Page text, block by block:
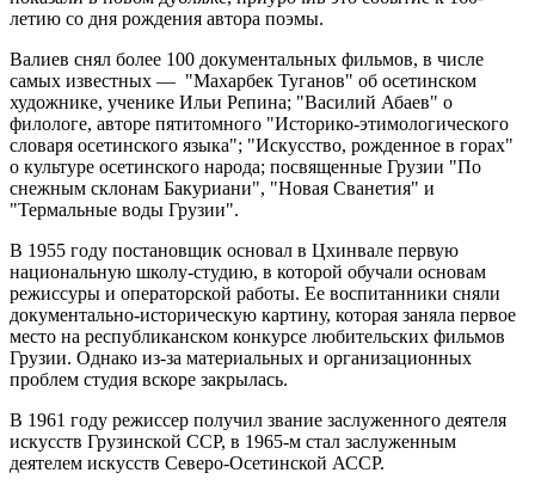
летию со дня рождения автора поэмы.
Валиев снял более 100 документальных фильмов, в числе
самых известных — "Махарбек Туганов" об осетинском
художнике, ученике Ильи Репина; "Василий Абаев" о
филологе, авторе пятитомного "Историко-этимологического
словаря осетинского языка"; "Искусство, рожденное в горах"
о культуре осетинского народа; посвященные Грузии "По
снежным склонам Бакуриани", "Новая Сванетия" и
"Термальные воды Грузии".
В 1955 году постановщик основал в Цхинвале первую
национальную школу-студию, в которой обучали основам
режиссуры и операторской работы. Ее воспитанники сняли
документально-историческую картину, которая заняла первое
место на республиканском конкурсе любительских фильмов
Грузии. Однако из-за материальных и организационных
проблем студия вскоре закрылась.
В 1961 году режиссер получил звание заслуженного деятеля
искусств Грузинской ССР, в 1965-м стал заслуженным
деятелем искусств Северо-Осетинской АССР.